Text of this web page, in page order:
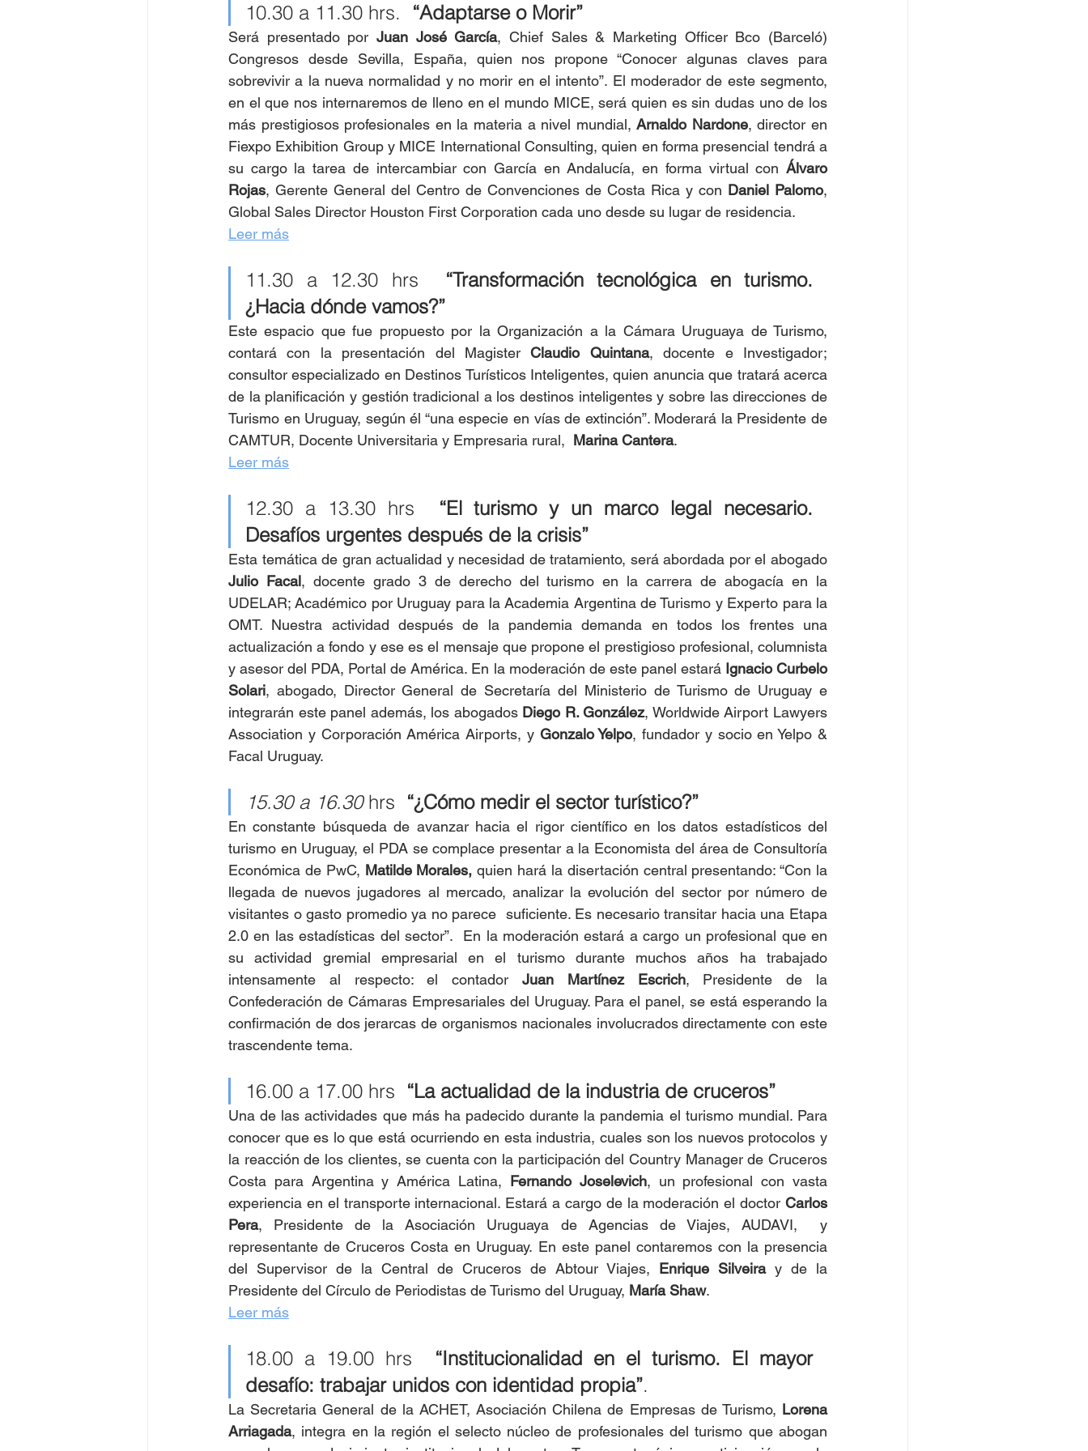
10.30 a 11.30 hrs. “Adaptarse o Morir”
Será presentado por Juan José García, Chief Sales & Marketing Officer Bco (Barceló)
Congresos desde Sevilla, España, quien nos propone “Conocer algunas claves para
sobrevivir a la nueva normalidad y no morir en el intento”. El moderador de este segmento,
en el que nos internaremos de lleno en el mundo MICE, será quien es sin dudas uno de los
más prestigiosos profesionales en la materia a nivel mundial, Arnaldo Nardone, director en
Fiexpo Exhibition Group y MICE International Consulting, quien en forma presencial tendrá a
su cargo la tarea de intercambiar con García en Andalucía, en forma virtual con Álvaro
Rojas, Gerente General del Centro de Convenciones de Costa Rica y con Daniel Palomo,
Global Sales Director Houston First Corporation cada uno desde su lugar de residencia.
Leer más
11.30 a 12.30 hrs “Transformación tecnológica en turismo.
¿Hacia dónde vamos?”
Este espacio que fue propuesto por la Organización a la Cámara Uruguaya de Turismo,
contará con la presentación del Magister Claudio Quintana, docente e Investigador;
consultor especializado en Destinos Turísticos Inteligentes, quien anuncia que tratará acerca
de la planificación y gestión tradicional a los destinos inteligentes y sobre las direcciones de
Turismo en Uruguay, según él “una especie en vías de extinción”. Moderará la Presidente de
CAMTUR, Docente Universitaria y Empresaria rural, Marina Cantera.
Leer más
12.30 a 13.30 hrs
  “El turismo y un marco legal necesario.
Desafíos urgentes después de la crisis”
Julio Facal, docente grado 3 de derecho del turismo en la carrera de abogacía en la
UDELAR; Académico por Uruguay para la Academia Argentina de Turismo y Experto para la
OMT. Nuestra actividad después de la pandemia demanda en todos los frentes una
actualización a fondo y ese es el mensaje que propone el prestigioso profesional, columnista
y asesor del PDA, Portal de América. En la moderación de este panel estará Ignacio Curbelo
Solari, abogado, Director General de Secretaría del Ministerio de Turismo de Uruguay e
integrarán este panel además, los abogados Diego R. González, Worldwide Airport Lawyers
Association y Corporación América Airports, y Gonzalo Yelpo, fundador y socio en Yelpo &
Facal Uruguay.
15.30 a 16.30 hrs
  “¿Cómo medir el sector turístico?”
En constante búsqueda de avanzar hacia el rigor científico en los datos estadísticos del
turismo en Uruguay, el PDA se complace presentar a la Economista del área de Consultoría
Económica de PwC, Matilde Morales, quien hará la disertación central presentando: “Con la
llegada de nuevos jugadores al mercado, analizar la evolución del sector por número de
visitantes o gasto promedio ya no parece  suficiente. Es necesario transitar hacia una Etapa
2.0 en las estadísticas del sector”.  En la moderación estará a cargo un profesional que en
su actividad gremial empresarial en el turismo durante muchos años ha trabajado
intensamente al respecto: el contador Juan Martínez Escrich, Presidente de la
Confederación de Cámaras Empresariales del Uruguay. Para el panel, se está esperando la
confirmación de dos jerarcas de organismos nacionales involucrados directamente con este
trascendente tema.
16.00 a 17.00 hrs “La actualidad de la industria de cruceros”
Una de las actividades que más ha padecido durante la pandemia el turismo mundial. Para
conocer que es lo que está ocurriendo en esta industria, cuales son los nuevos protocolos y
la reacción de los clientes, se cuenta con la participación del Country Manager de Cruceros
Costa para Argentina y América Latina, Fernando Joselevich, un profesional con vasta
experiencia en el transporte internacional. Estará a cargo de la moderación el doctor Carlos
Pera, Presidente de la Asociación Uruguaya de Agencias de Viajes, AUDAVI,  y
representante de Cruceros Costa en Uruguay. En este panel contaremos con la presencia
del Supervisor de la Central de Cruceros de Abtour Viajes, Enrique Silveira y de la
Presidente del Círculo de Periodistas de Turismo del Uruguay, María Shaw.
Leer más
18.00 a 19.00 hrs
  “Institucionalidad en el turismo. El mayor
desafío: trabajar unidos con identidad propia”.
La Secretaria General de la ACHET, Asociación Chilena de Empresas de Turismo, Lorena
Arriagada, integra en la región el selecto núcleo de profesionales del turismo que abogan